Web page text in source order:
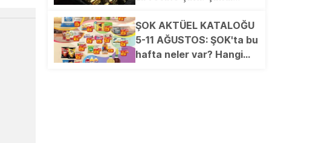
ŞOK AKTÜEL KATALOĞU
5-11 AĞUSTOS: ŞOK'ta bu
hafta neler var? Hangi